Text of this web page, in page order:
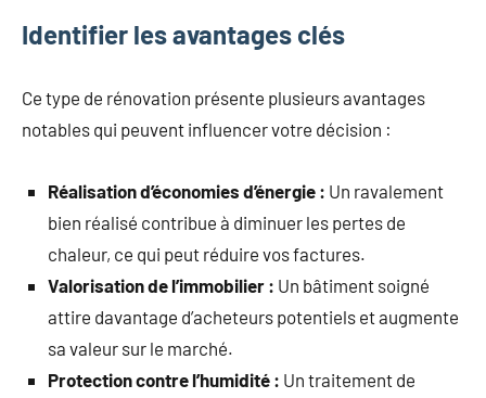
Identifier les avantages clés
Ce type de rénovation présente plusieurs avantages
notables qui peuvent influencer votre décision :
Réalisation d’économies d’énergie : Un ravalement
bien réalisé contribue à diminuer les pertes de
chaleur, ce qui peut réduire vos factures.
Valorisation de l’immobilier : Un bâtiment soigné
attire davantage d’acheteurs potentiels et augmente
sa valeur sur le marché.
Protection contre l’humidité : Un traitement de